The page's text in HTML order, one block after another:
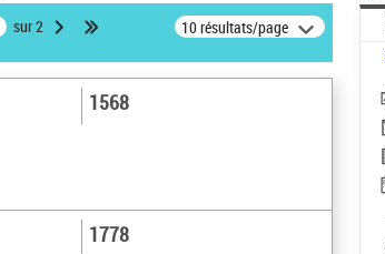
sur 2 10 résultats/page
1568
1778